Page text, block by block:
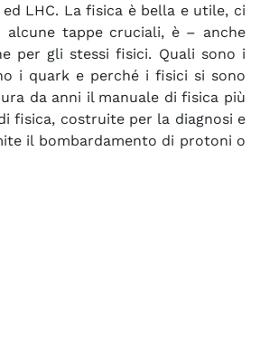
LHC. La fisica è bella e utile, ci
alcune tappe cruciali, è – anche
per gli stessi fisici. Quali sono i
i quark e perché i fisici si sono
da anni il manuale di fisica più
fisica, costruite per la diagnosi e
il bombardamento di protoni o